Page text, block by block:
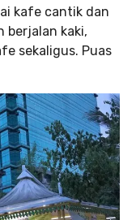
kafe cantik dan
berjalan kaki,
sekaligus. Puas